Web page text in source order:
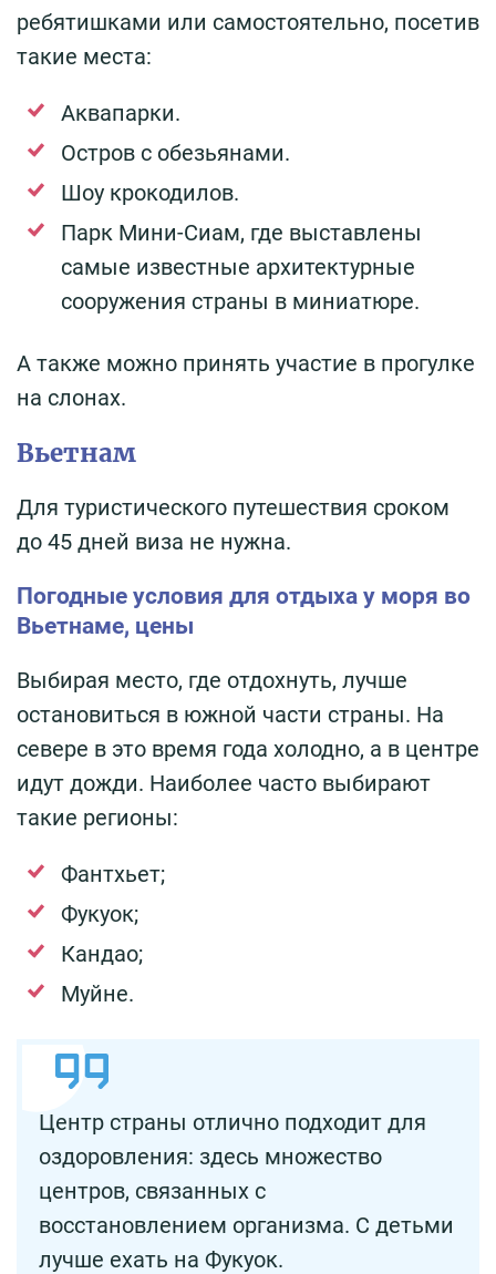
ребятишками или самостоятельно, посетив
такие места:
Аквапарки.
Остров с обезьянами.
Шоу крокодилов.
Парк Мини-Сиам, где выставлены
самые известные архитектурные
сооружения страны в миниатюре.
А также можно принять участие в прогулке
на слонах.
Вьетнам
Для туристического путешествия сроком
до 45 дней виза не нужна.
Погодные условия для отдыха у моря во
Вьетнаме, цены
Выбирая место, где отдохнуть, лучше
остановиться в южной части страны. На
севере в это время года холодно, а в центре
идут дожди. Наиболее часто выбирают
такие регионы:
Фантхьет;
Фукуок;
Кандао;
Муйне.
Центр страны отлично подходит для
оздоровления: здесь множество
центров, связанных с
восстановлением организма. С детьми
лучше ехать на Фукуок.